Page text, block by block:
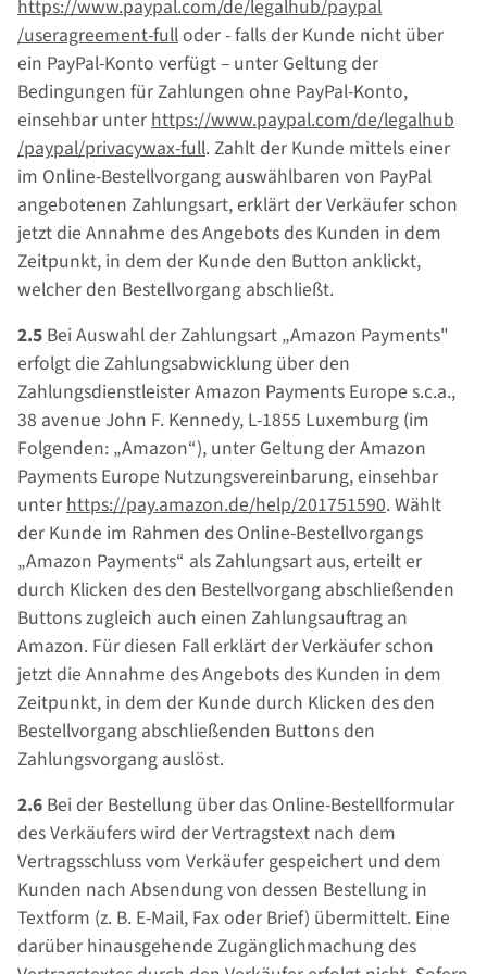
https://www.paypal.com/de/legalhub/paypal
/useragreement-fulloder - falls der Kunde nicht über
ein PayPal-Konto verfügt – unter Geltung der
Bedingungen für Zahlungen ohne PayPal-Konto,
einsehbar unterhttps://www.paypal.com/de/legalhub
/paypal/privacywax-full. Zahlt der Kunde mittels einer
im Online-Bestellvorgang auswählbaren von PayPal
angebotenen Zahlungsart, erklärt der Verkäufer schon
jetzt die Annahme des Angebots des Kunden in dem
Zeitpunkt, in dem der Kunde den Button anklickt,
welcher den Bestellvorgang abschließt.
2.5 Bei Auswahl der Zahlungsart „Amazon Payments"
erfolgt die Zahlungsabwicklung über den
Zahlungsdienstleister Amazon Payments Europe s.c.a.,
38 avenue John F. Kennedy, L-1855 Luxemburg (im
Folgenden: „Amazon“), unter Geltung der Amazon
Payments Europe Nutzungsvereinbarung, einsehbar
unterhttps://pay.amazon.de/help/201751590. Wählt
der Kunde im Rahmen des Online-Bestellvorgangs
„Amazon Payments“ als Zahlungsart aus, erteilt er
durch Klicken des den Bestellvorgang abschließenden
Buttons zugleich auch einen Zahlungsauftrag an
Amazon. Für diesen Fall erklärt der Verkäufer schon
jetzt die Annahme des Angebots des Kunden in dem
Zeitpunkt, in dem der Kunde durch Klicken des den
Bestellvorgang abschließenden Buttons den
Zahlungsvorgang auslöst.
2.6 Bei der Bestellung über das Online-Bestellformular
des Verkäufers wird der Vertragstext nach dem
Vertragsschluss vom Verkäufer gespeichert und dem
Kunden nach Absendung von dessen Bestellung in
Textform (z. B. E-Mail, Fax oder Brief) übermittelt. Eine
darüber hinausgehende Zugänglichmachung des